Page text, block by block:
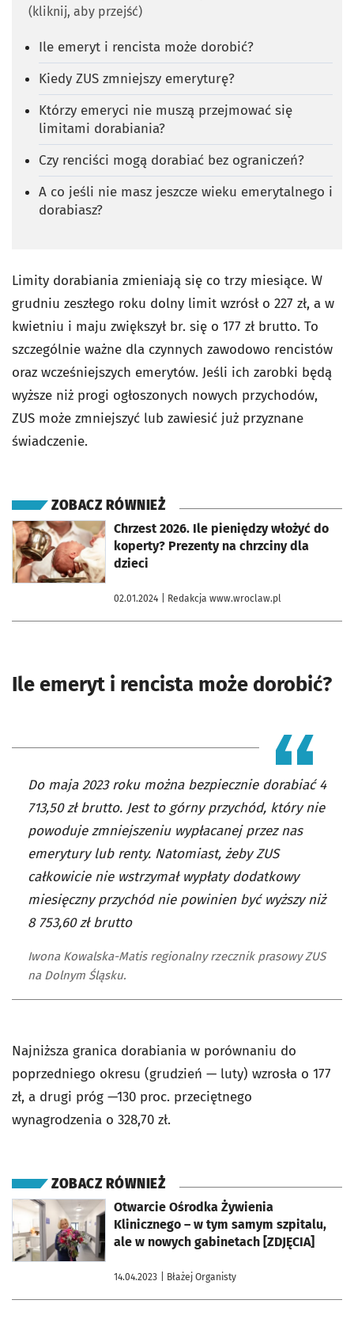
(kliknij, aby przejść)
Ile emeryt i rencista może dorobić?
Kiedy ZUS zmniejszy emeryturę?
Którzy emeryci nie muszą przejmować się
limitami dorabiania?
Czy renciści mogą dorabiać bez ograniczeń?
A co jeśli nie masz jeszcze wieku emerytalnego i
dorabiasz?
Limity dorabiania zmieniają się co trzy miesiące. W
grudniu zeszłego roku dolny limit wzrósł o 227 zł, a w
kwietniu i maju zwiększył br. się o 177 zł brutto. To
szczególnie ważne dla czynnych zawodowo rencistów
oraz wcześniejszych emerytów. Jeśli ich zarobki będą
wyższe niż progi ogłoszonych nowych przychodów,
ZUS może zmniejszyć lub zawiesić już przyznane
świadczenie.
ZOBACZ RÓWNIEŻ
Chrzest 2026. Ile pieniędzy włożyć do
koperty? Prezenty na chrzciny dla
dzieci
02.01.2024 | Redakcja www.wroclaw.pl
otworzy się w nowej karcie
Ile emeryt i rencista może dorobić?
Do maja 2023 roku można bezpiecznie dorabiać 4
713,50 zł brutto. Jest to górny przychód, który nie
powoduje zmniejszeniu wypłacanej przez nas
emerytury lub renty. Natomiast, żeby ZUS
całkowicie nie wstrzymał wypłaty dodatkowy
miesięczny przychód nie powinien być wyższy niż
8 753,60 zł brutto
Iwona Kowalska-Matis regionalny rzecznik prasowy ZUS
na Dolnym Śląsku.
Najniższa granica dorabiania w porównaniu do
poprzedniego okresu (grudzień — luty) wzrosła o 177
zł, a drugi próg —130 proc. przeciętnego
wynagrodzenia o 328,70 zł.
ZOBACZ RÓWNIEŻ
Otwarcie Ośrodka Żywienia
Klinicznego – w tym samym szpitalu,
ale w nowych gabinetach [ZDJĘCIA]
14.04.2023 | Błażej Organisty
otworzy się w nowej karcie